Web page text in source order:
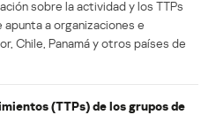
sobre la actividad y los TTPs
apunta a organizaciones e
Chile, Panamá y otros países de
(TTPs) de los grupos de